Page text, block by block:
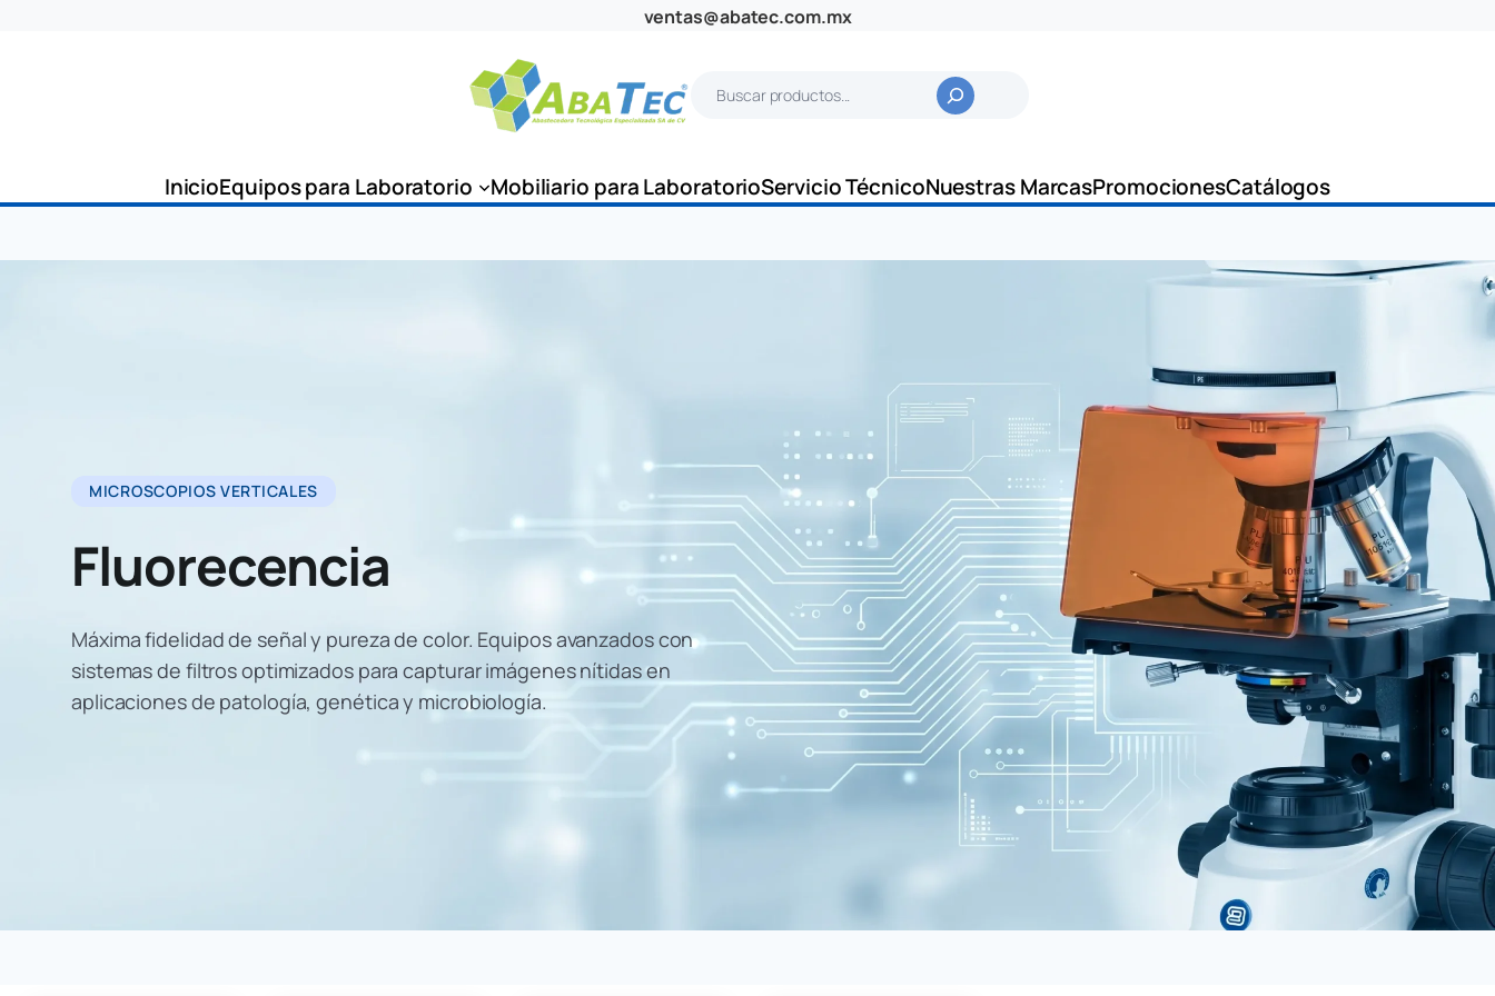
ventas@abatec.com.mx
c
a
InicioEquipos para Laboratorio Mobiliario para LaboratorioServicio TécnicoNuestras MarcasPromocionesCatálogos
MICROSCOPIOS VERTICALES
Fluorecencia
Máxima fidelidad de señal y pureza de color. Equipos avanzados con
sistemas de filtros optimizados para capturar imágenes nítidas en
aplicaciones de patología, genética y microbiología.